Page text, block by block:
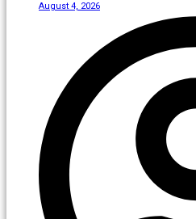
August 4, 2026